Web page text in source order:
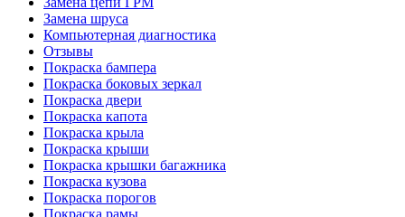
Замена шруса
Компьютерная диагностика
Отзывы
Покраска бампера
Покраска боковых зеркал
Покраска двери
Покраска капота
Покраска крыла
Покраска крыши
Покраска крышки багажника
Покраска кузова
Покраска порогов